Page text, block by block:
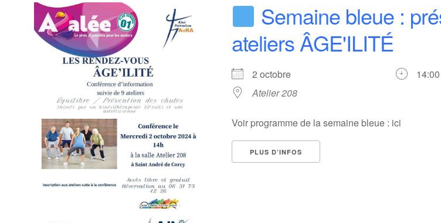
Semaine bleue :
ateliers ÂGE'ILITÉ
2 octobre
14:00
Atelier 208
Voir programme de la semaine bleue : ici
PLUS D’INFOS